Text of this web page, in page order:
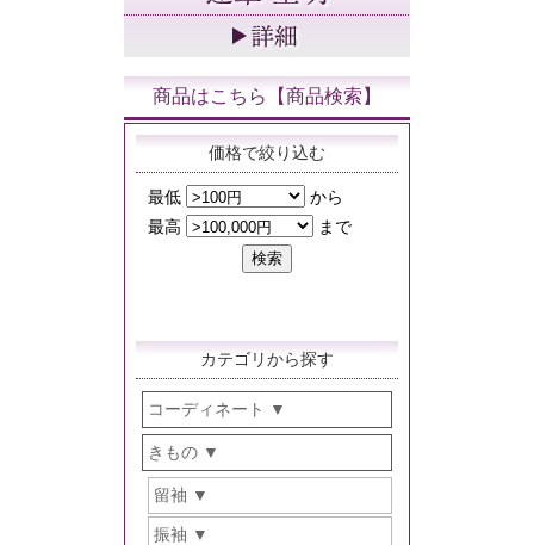
商品はこちら【商品検索】
価格で絞り込む
カテゴリから探す
コーディネート
きもの
留袖
振袖